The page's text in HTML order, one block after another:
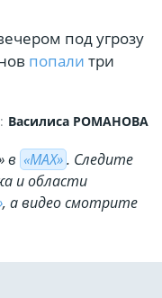
под угрозу
попали три
Василиса РОМАНОВА
в «МАХ». Cледите
и области
, а видео смотрите